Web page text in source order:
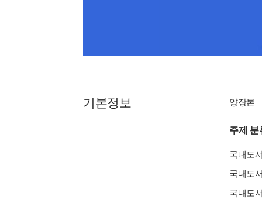
기본정보 양장본
주제 분
국내도
국내도
국내도